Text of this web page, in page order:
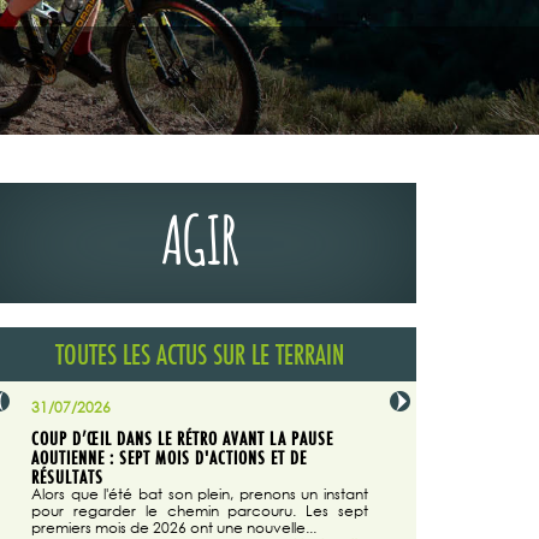
AGIR
TOUTES LES ACTUS SUR LE TERRAIN
du
31/07/2026
COUP D’ŒIL DANS LE RÉTRO AVANT LA PAUSE
AOUTIENNE : SEPT MOIS D'ACTIONS ET DE
RÉSULTATS
Alors que l'été bat son plein, prenons un instant
pour regarder le chemin parcouru. Les sept
premiers mois de 2026 ont une nouvelle...
29/07/2026